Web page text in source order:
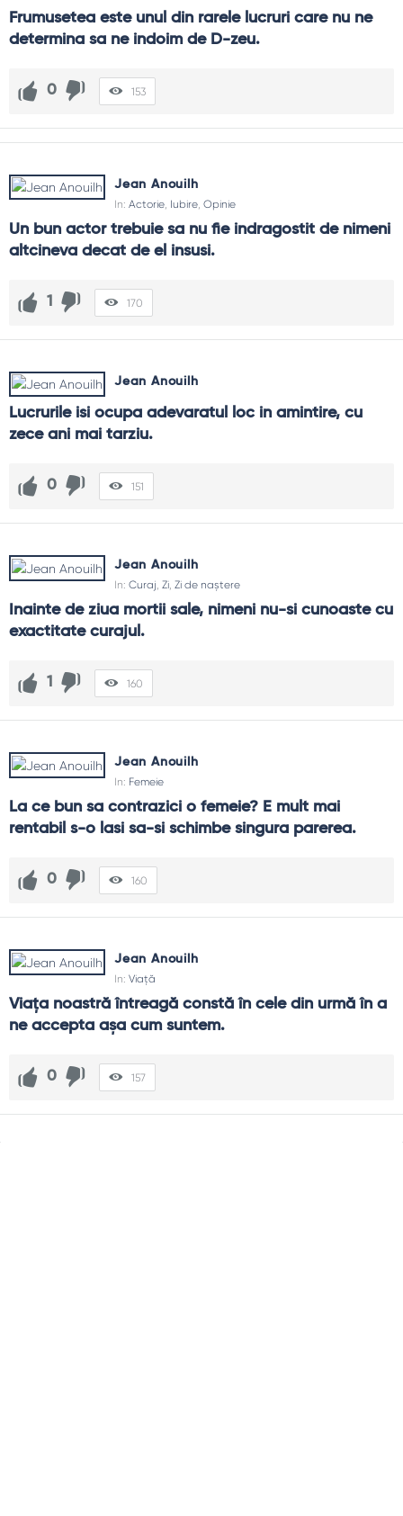
Frumusetea este unul din rarele lucruri care nu ne
determina sa ne indoim de D-zeu.
0 153
Jean Anouilh
In: Actorie Iubire Opinie
Un bun actor trebuie sa nu fie indragostit de nimeni
altcineva decat de el insusi.
1 170
Jean Anouilh
Lucrurile isi ocupa adevaratul loc in amintire, cu
zece ani mai tarziu.
0 151
Jean Anouilh
In: Curaj, Zi, Zi de naștere
Inainte de ziua mortii sale, nimeni nu-si cunoaste cu
exactitate curajul.
1 160
Jean Anouilh
In: Femeie
La ce bun sa contrazici o femeie? E mult mai
rentabil s-o lasi sa-si schimbe singura parerea.
0 160
Jean Anouilh
In: Viață
Viața noastră întreagă constă în cele din urmă în a
ne accepta așa cum suntem.
0 157